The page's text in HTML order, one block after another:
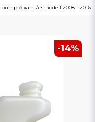
Aixam årsmodell 2008 - 2016
-14%